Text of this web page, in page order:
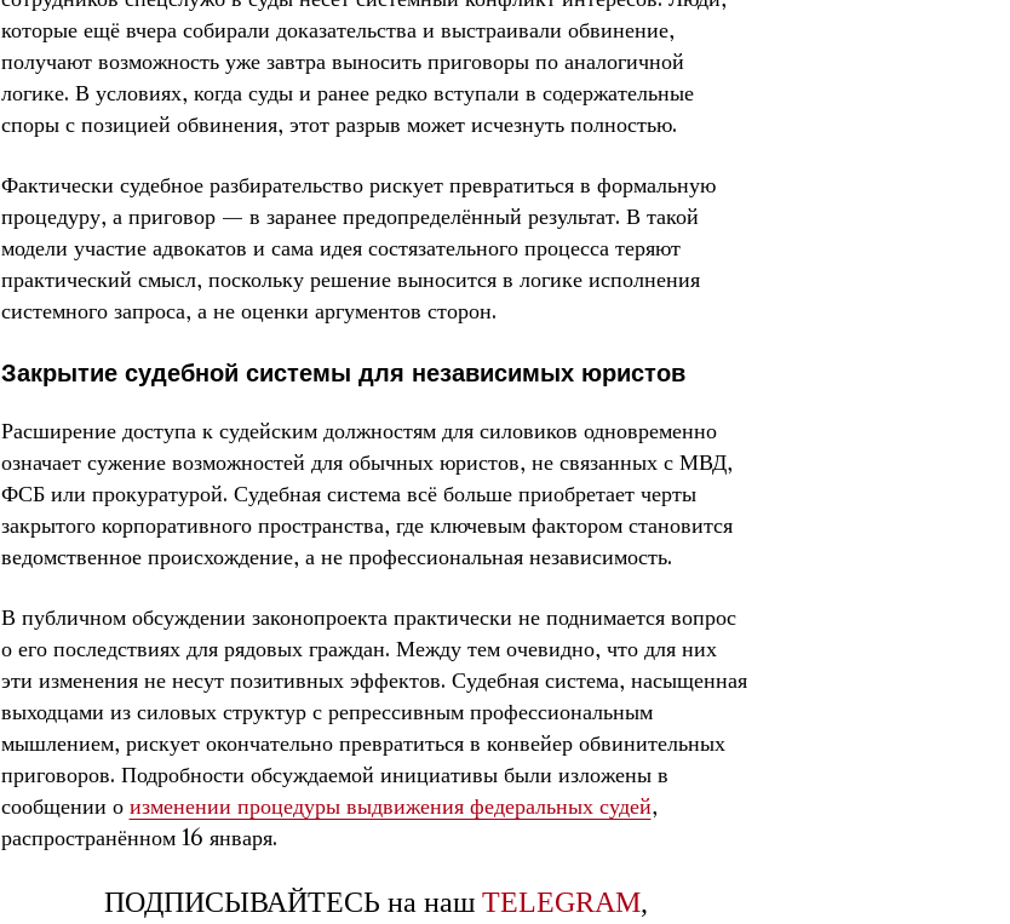
которые ещё вчера собирали доказательства и выстраивали обвинение,
получают возможность уже завтра выносить приговоры по аналогичной
логике. В условиях, когда суды и ранее редко вступали в содержательные
споры с позицией обвинения, этот разрыв может исчезнуть полностью.
Фактически судебное разбирательство рискует превратиться в формальную
процедуру, а приговор — в заранее предопределённый результат. В такой
модели участие адвокатов и сама идея состязательного процесса теряют
практический смысл, поскольку решение выносится в логике исполнения
системного запроса, а не оценки аргументов сторон.
Закрытие судебной системы для независимых юристов
Расширение доступа к судейским должностям для силовиков одновременно
означает сужение возможностей для обычных юристов, не связанных с МВД,
ФСБ или прокуратурой. Судебная система всё больше приобретает черты
закрытого корпоративного пространства, где ключевым фактором становится
ведомственное происхождение, а не профессиональная независимость.
В публичном обсуждении законопроекта практически не поднимается вопрос
о его последствиях для рядовых граждан. Между тем очевидно, что для них
эти изменения не несут позитивных эффектов. Судебная система, насыщенная
выходцами из силовых структур с репрессивным профессиональным
мышлением, рискует окончательно превратиться в конвейер обвинительных
приговоров. Подробности обсуждаемой инициативы были изложены в
сообщении о изменении процедуры выдвижения федеральных судей,
распространённом 16 января.
ПОДПИСЫВАЙТЕСЬ на наш TELEGRAM,